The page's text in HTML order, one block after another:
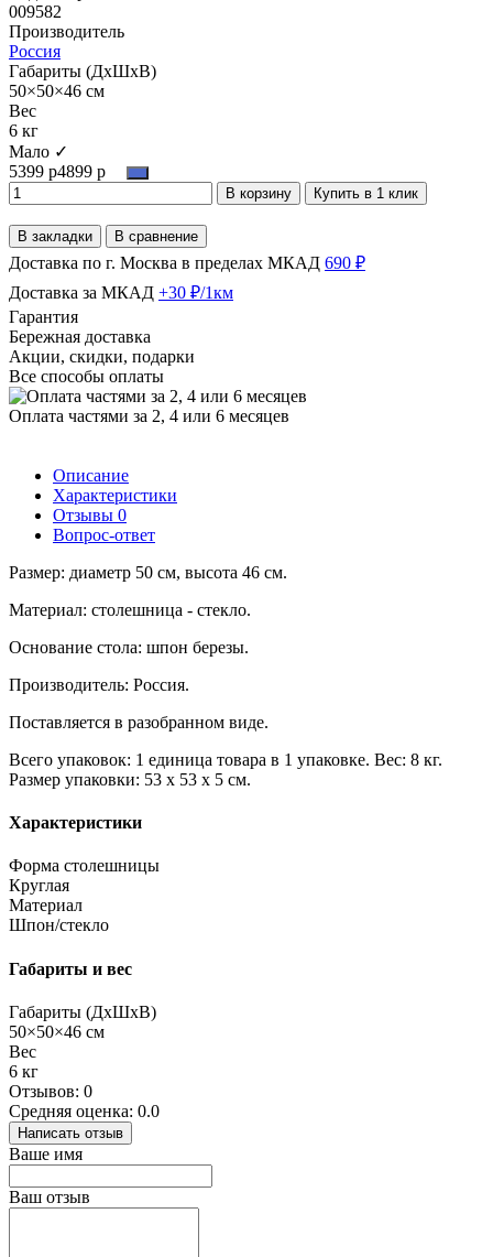
009582
Производитель
Россия
Габариты (ДхШхВ)
50×50×46 см
Вес
6 кг
Мало ✓
5399 р4899 р
В корзину Купить в 1 клик
В закладки В сравнение
Доставка по г. Москва в пределах МКАД 690 ₽
Доставка за МКАД +30 ₽/1км
Гарантия
Бережная доставка
Акции, скидки, подарки
Все способы оплаты
Оплата частями за 2, 4 или 6 месяцев
Описание
Характеристики
Отзывы 0
Вопрос-ответ
Размер: диаметр 50 см, высота 46 см.
Материал: столешница - стекло.
Основание стола: шпон березы.
Производитель: Россия.
Поставляется в разобранном виде.
Всего упаковок: 1 единица товара в 1 упаковке. Вес: 8 кг.
Размер упаковки: 53 х 53 х 5 см.
Характеристики
Форма столешницы
Круглая
Материал
Шпон/стекло
Габариты и вес
Габариты (ДхШхВ)
50×50×46 см
Вес
6 кг
Отзывов: 0
Средняя оценка: 0.0
Написать отзыв
Ваше имя
Ваш отзыв